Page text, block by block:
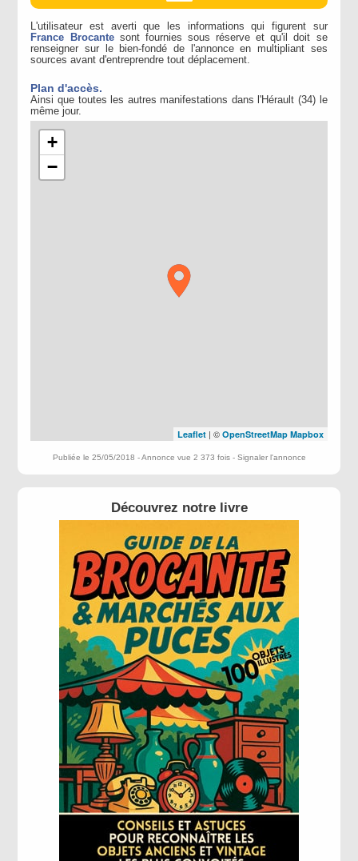
L'utilisateur est averti que les informations qui figurent sur
France Brocantesont fournies sous réserve et qu'il doit se
renseigner sur le bien-fondé de l'annonce en multipliant ses
sources avant d'entreprendre tout déplacement.
Plan d'accès.
Ainsi que toutes les autres manifestations dans l'Hérault (34) le
même jour.
+
−
Leaflet| © OpenStreetMap Mapbox
Publiée le 25/05/2018 - Annonce vue 2 373 fois - Signaler l'annonce
Découvrez notre livre